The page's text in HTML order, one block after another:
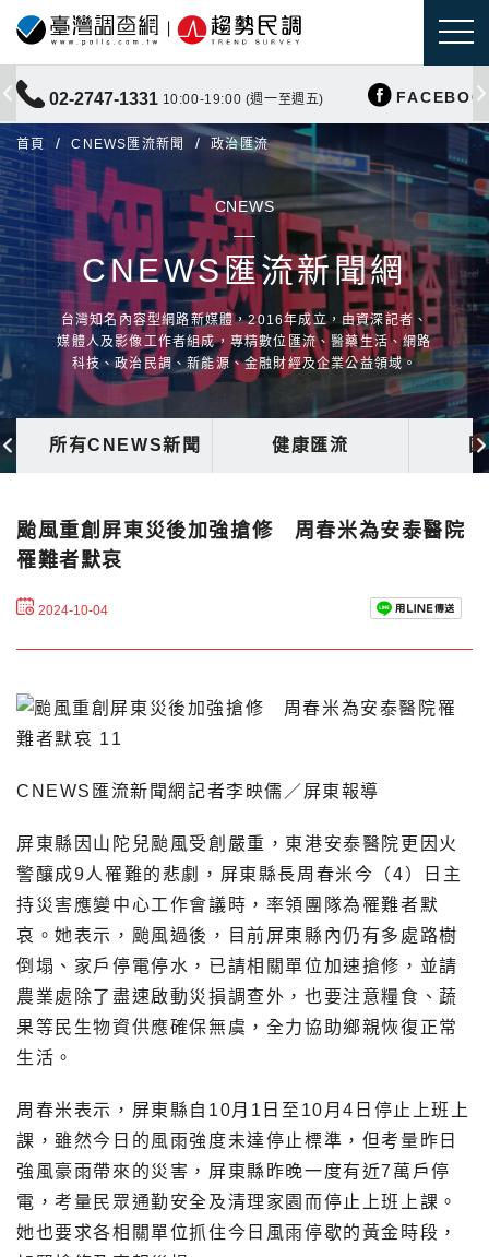
02-2747-1331 10:00-19:00 (週一至週五)
首頁 CNEWS匯流新聞 政治匯流
CNEWS
CNEWS匯流新聞網
台灣知名內容型網路新媒體，2016年成立，由資深記者、
媒體人及影像工作者組成，專精數位匯流、醫藥生活、網路
科技、政治民調、新能源、金融財經及企業公益領域。
所有CNEWS新聞 健康匯流
颱風重創屏東災後加強搶修 周春米為安泰醫院
罹難者默哀
2024-10-04
CNEWS匯流新聞網記者李映儒／屏東報導
屏東縣因山陀兒颱風受創嚴重，東港安泰醫院更因火
警釀成9人罹難的悲劇，屏東縣長周春米今（4）日主
持災害應變中心工作會議時，率領團隊為罹難者默
哀。她表示，颱風過後，目前屏東縣內仍有多處路樹
倒塌、家戶停電停水，已請相關單位加速搶修，並請
農業處除了盡速啟動災損調查外，也要注意糧食、蔬
果等民生物資供應確保無虞，全力協助鄉親恢復正常
生活。
周春米表示，屏東縣自10月1日至10月4日停止上班上
課，雖然今日的風雨強度未達停止標準，但考量昨日
強風豪雨帶來的災害，屏東縣昨晚一度有近7萬戶停
電，考量民眾通勤安全及清理家園而停止上班上課。
她也要求各相關單位抓住今日風雨停歇的黃金時段，